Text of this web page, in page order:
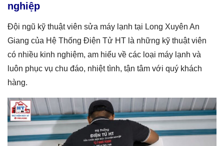
nghiệp
Đội ngũ kỹ thuật viên sửa máy lạnh tại Long Xuyên An
Giang của Hệ Thống Điện Tử HT là những kỹ thuật viên
có nhiều kinh nghiệm, am hiểu về các loại máy lạnh và
luôn phục vụ chu đáo, nhiệt tình, tận tâm với quý khách
hàng.